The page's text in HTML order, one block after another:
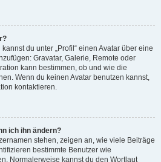
du unter „Profil“ einen Avatar über eine
Gravatar, Galerie, Remote oder
kann bestimmen, ob und wie die
Wenn du keinen Avatar benutzen kannst,
kontaktieren.
ich ihn ändern?
stehen, zeigen an, wie viele Beiträge
bestimmte Benutzer wie
Normalerweise kannst du den Wortlaut